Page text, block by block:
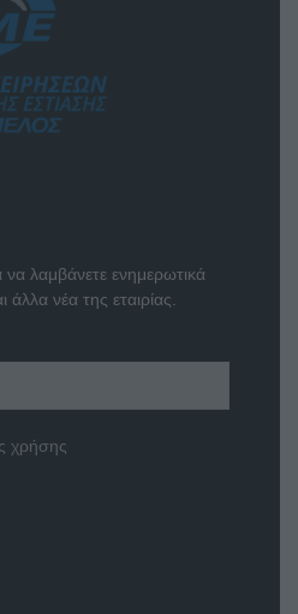
λαμβάνετε ενημερωτικά
νέα της εταιρίας.
χρήσης